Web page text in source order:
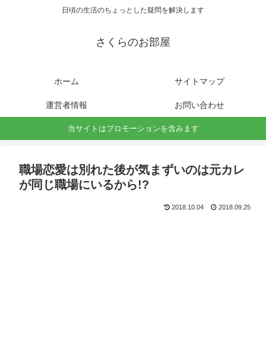
日頃の生活のちょっとした疑問を解決します
さくらのお部屋
ホーム サイトマップ
運営者情報 お問い合わせ
当サイトはプロモーションを含みます
職場恋愛は別れた後が気まずいのは元カレ
が同じ職場にいるから!?
2018.10.04 2018.09.25